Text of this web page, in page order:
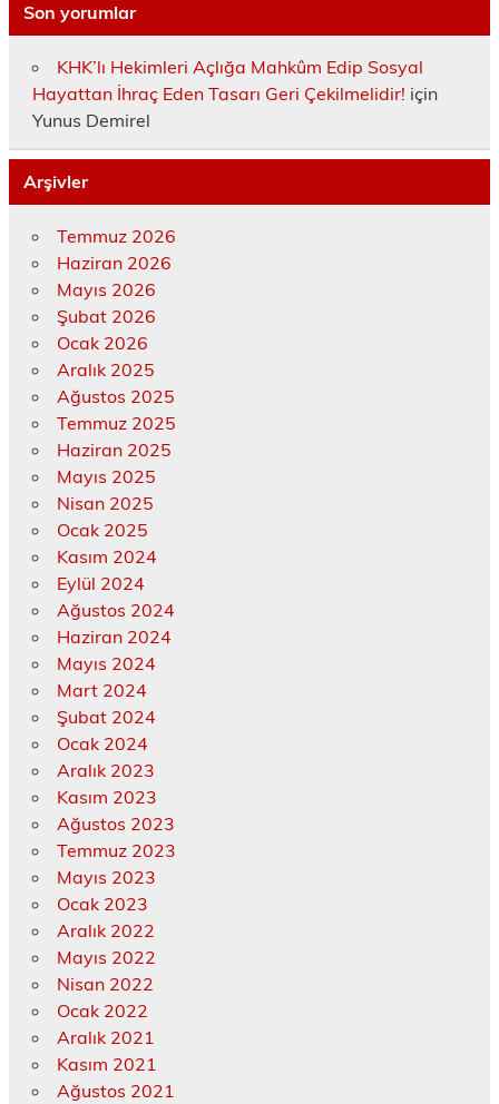
Son yorumlar
KHK’lı Hekimleri Açlığa Mahkûm Edip Sosyal
Hayattan İhraç Eden Tasarı Geri Çekilmelidir! için
Yunus Demirel
Arşivler
Temmuz 2026
Haziran 2026
Mayıs 2026
Şubat 2026
Ocak 2026
Aralık 2025
Ağustos 2025
Temmuz 2025
Haziran 2025
Mayıs 2025
Nisan 2025
Ocak 2025
Kasım 2024
Eylül 2024
Ağustos 2024
Haziran 2024
Mayıs 2024
Mart 2024
Şubat 2024
Ocak 2024
Aralık 2023
Kasım 2023
Ağustos 2023
Temmuz 2023
Mayıs 2023
Ocak 2023
Aralık 2022
Mayıs 2022
Nisan 2022
Ocak 2022
Aralık 2021
Kasım 2021
Ağustos 2021